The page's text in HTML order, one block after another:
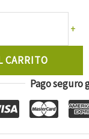
+
CARRITO
Pago seguro